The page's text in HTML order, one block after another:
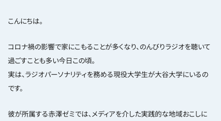
こんにちは。
コロナ禍の影響で家にこもることが多くなり、のんびりラジオを聴いて
過ごすことも多い今日この頃。
実は、ラジオパーソナリティを務める現役大学生が大谷大学にいるの
です。
彼が所属する赤澤ゼミでは、メディアを介した実践的な地域おこしに